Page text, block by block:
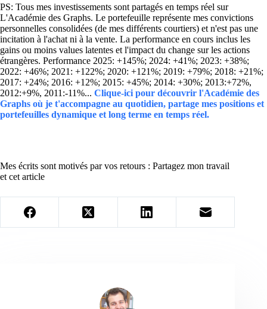
PS: Tous mes investissements sont partagés en temps réel sur
L'Académie des Graphs. Le portefeuille représente mes convictions
personnelles consolidées (de mes différents courtiers) et n'est pas une
incitation à l'achat ni à la vente. La performance en cours inclus les
gains ou moins values latentes et l'impact du change sur les actions
étrangères. Performance 2025: +145%; 2024: +41%; 2023: +38%;
2022: +46%; 2021: +122%; 2020: +121%; 2019: +79%; 2018: +21%;
2017: +24%; 2016: +12%; 2015: +45%; 2014: +30%; 2013:+72%,
2012:+9%, 2011:-11%... Clique-ici pour découvrir l'Académie des
Graphs où je t'accompagne au quotidien, partage mes positions et
portefeuilles dynamique et long terme en temps réel.
Mes écrits sont motivés par vos retours : Partagez mon travail
et cet article